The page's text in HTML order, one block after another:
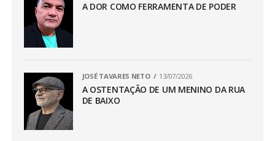
A DOR COMO FERRAMENTA DE PODER
JOSÉ TAVARES NETO 13/07/2026
A OSTENTAÇÃO DE UM MENINO DA RUA
DE BAIXO